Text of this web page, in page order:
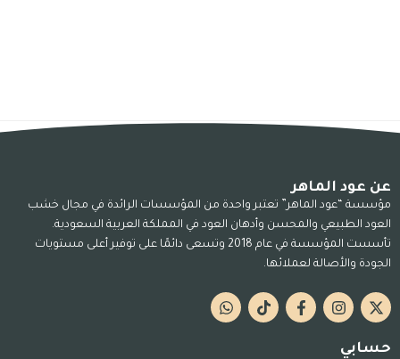
عن عود الماهر
مؤسسة “عود الماهر” تعتبر واحدة من المؤسسات الرائدة في مجال خشب
العود الطبيعي والمحسن وأدهان العود في المملكة العربية السعودية.
تأسست المؤسسة في عام 2018 وتسعى دائمًا على توفير أعلى مستويات
الجودة والأصالة لعملائها.
حسابي